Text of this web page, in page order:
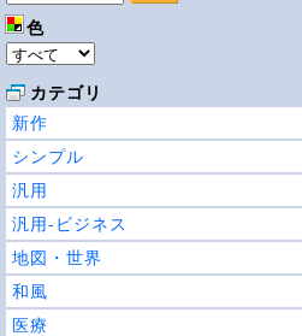
色
カテゴリ
新作
シンプル
汎用
汎用-ビジネス
地図・世界
和風
医療